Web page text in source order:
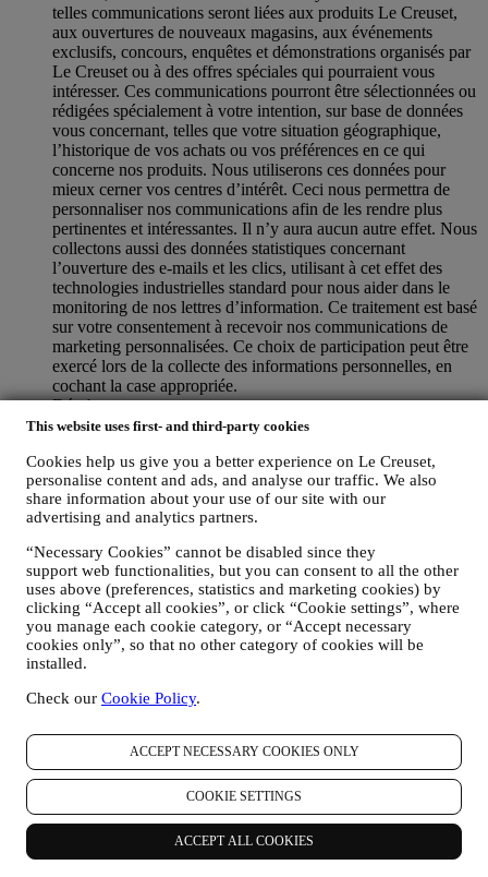
This website uses first- and third-party cookies
Cookies help us give you a better experience on Le Creuset,
personalise content and ads, and analyse our traffic. We also
share information about your use of our site with our
advertising and analytics partners.
“Necessary Cookies” cannot be disabled since they
support web functionalities, but you can consent to all the other
uses above (preferences, statistics and marketing cookies) by
clicking “Accept all cookies”, or click “Cookie settings”, where
you manage each cookie category, or “Accept necessary
cookies only”, so that no other category of cookies will be
installed.
Check our Cookie Policy.
ACCEPT NECESSARY COOKIES ONLY
COOKIE SETTINGS
ACCEPT ALL COOKIES
telles communications seront liées aux produits Le Creuset,
aux ouvertures de nouveaux magasins, aux événements
exclusifs, concours, enquêtes et démonstrations organisés par
Le Creuset ou à des offres spéciales qui pourraient vous
intéresser. Ces communications pourront être sélectionnées ou
rédigées spécialement à votre intention, sur base de données
vous concernant, telles que votre situation géographique,
l’historique de vos achats ou vos préférences en ce qui
concerne nos produits. Nous utiliserons ces données pour
mieux cerner vos centres d’intérêt. Ceci nous permettra de
personnaliser nos communications afin de les rendre plus
pertinentes et intéressantes. Il n’y aura aucun autre effet. Nous
collectons aussi des données statistiques concernant
l’ouverture des e-mails et les clics, utilisant à cet effet des
technologies industrielles standard pour nous aider dans le
monitoring de nos lettres d’information. Ce traitement est basé
sur votre consentement à recevoir nos communications de
marketing personnalisées. Ce choix de participation peut être
exercé lors de la collecte des informations personnelles, en
cochant la case appropriée.
Désabonnement :
Vous pouvez cesser de recevoir nos communications
méthodes indiquées dans chaque communication (par
exemple, pour vous désinscrire de la newsletter, vous pouvez
cliquer sur le lien de désinscription figurant au bas de chaque
e-mail). En tout état de cause, si vous souhaitez mettre fin à
l'une de nos activités marketing, veuillez nous envoyer un
courrier électronique à l'adresse:privacy@lecreuset.com.
Votre désinscription sera traitée dans les meilleurs délais, mais
dans certaines circonstances, il se peut que vous receviez
quelques communications supplémentaires jusqu'à ce que
votre désinscription soit complètement traitée.Veuillez garder
à l’esprit que nous ne transmettons pas et ne vendons pas vos
à des fins marketing.
NOS OFFRES, AMÉLIORANT AINSI L’EXPÉRIENCE
DU CLIENT.
Nous souhaitons utiliser vos données pour adapter nos
services et nos offres à vos besoins et préférences en vue de
vous proposer une expérience Le Creuset personnalisée. Nous
faisons cela en analysant par exemple vos habitudes ou vos
centres d’intérêt, en relation avec les produits les plus